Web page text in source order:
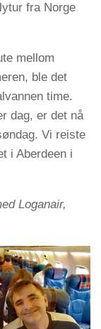
fra Norge
mellom
ble det
time.
dag, er det nå
Vi reiste
i Aberdeen i
Loganair,